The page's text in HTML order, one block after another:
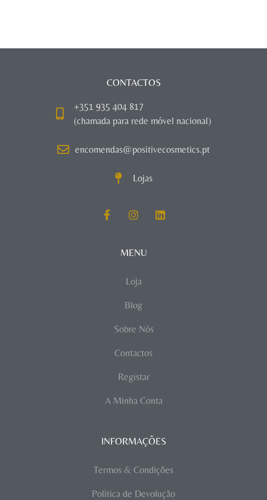
CONTACTOS
+351 935 404 817
(chamada para rede móvel nacional)
encomendas@positivecosmetics.pt
Lojas
MENU
Loja
Blog
Sobre Nós
Contactos
Registar
A Minha Conta
INFORMAÇÕES
Termos & Condições
Política de Devolução